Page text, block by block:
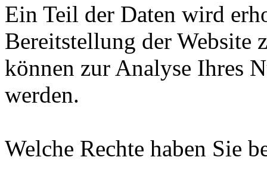
Ein Teil der Daten wird
Bereitstellung der Website
können zur Analyse Ihres
werden.
Welche Rechte haben Sie